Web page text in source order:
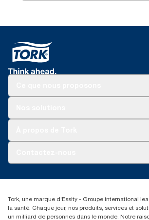
01 85 07 92 00
Tork, une marque d'Essity - Groupe international
la santé. Chaque jour, nos produits, services et
un milliard de personnes dans le monde. Notre